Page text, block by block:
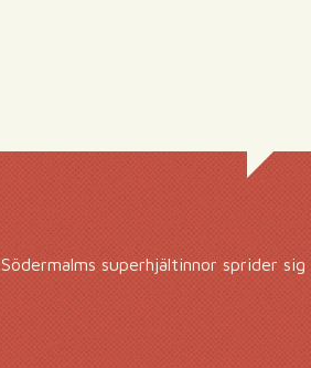
Södermalms superhjältinnor sprider sig